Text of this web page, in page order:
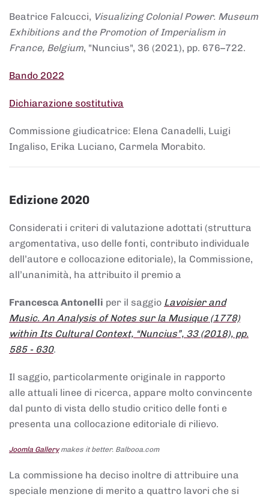
Beatrice Falcucci, Visualizing Colonial Power. Museum
Exhibitions and the Promotion of Imperialism in
France, Belgium, "Nuncius", 36 (2021), pp. 676–722.
Bando 2022
Dichiarazione sostitutiva
Commissione giudicatrice: Elena Canadelli, Luigi
Ingaliso, Erika Luciano, Carmela Morabito.
Edizione 2020
Considerati i criteri di valutazione adottati (struttura
argomentativa, uso delle fonti, contributo individuale
dell’autore e collocazione editoriale), la Commissione,
all’unanimità, ha attribuito il premio a
Francesca Antonelli per il saggio Lavoisier and
Music. An Analysis of Notes sur la Musique (1778)
within Its Cultural Context, “Nuncius”, 33 (2018), pp.
585 - 630.
Il saggio, particolarmente originale in rapporto
alle attuali linee di ricerca, appare molto convincente
dal punto di vista dello studio critico delle fonti e
presenta una collocazione editoriale di rilievo.
Joomla Gallerymakes it better. Balbooa.com
La commissione ha deciso inoltre di attribuire una
speciale menzione di merito a quattro lavori che si